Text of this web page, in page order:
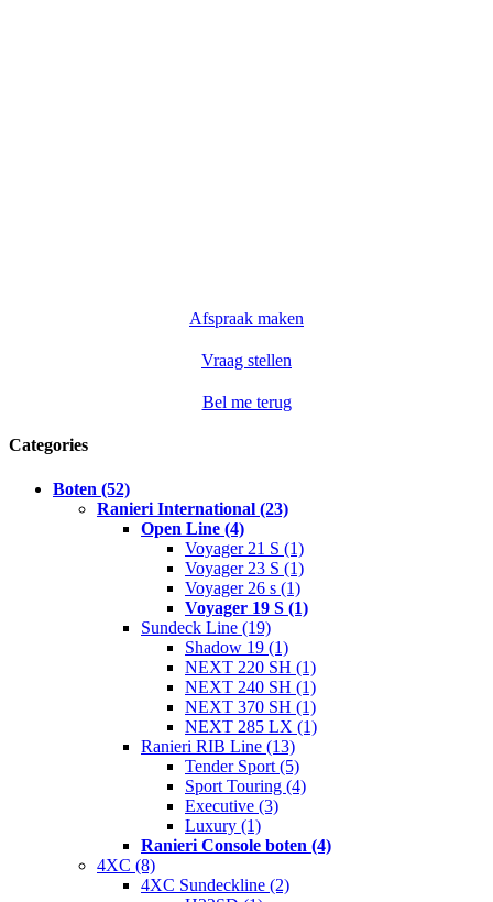
Afspraak maken
Vraag stellen
Bel me terug
Categories
Boten (52)
Ranieri International (23)
Open Line (4)
Voyager 21 S (1)
Voyager 23 S (1)
Voyager 26 s (1)
Voyager 19 S (1)
Sundeck Line (19)
Shadow 19 (1)
NEXT 220 SH (1)
NEXT 240 SH (1)
NEXT 370 SH (1)
NEXT 285 LX (1)
Ranieri RIB Line (13)
Tender Sport (5)
Sport Touring (4)
Executive (3)
Luxury (1)
Ranieri Console boten (4)
4XC (8)
4XC Sundeckline (2)